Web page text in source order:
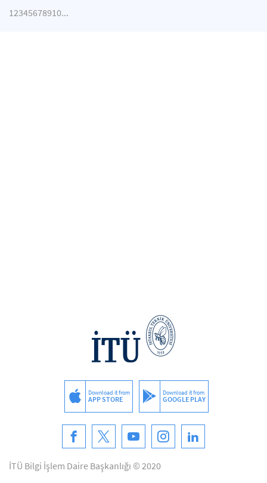
12345678910...
Download it from
APP STORE
Download it from
GOOGLE PLAY
İTÜ Bilgi İşlem Daire Başkanlığı © 2020